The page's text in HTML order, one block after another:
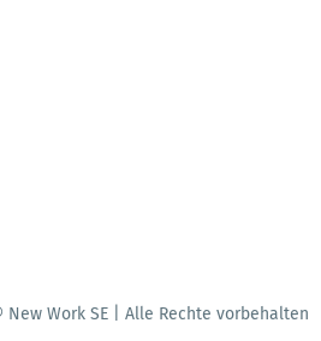
New Work SE | Alle Rechte vorbehalten